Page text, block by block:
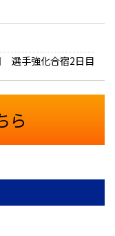
選手強化合宿2日目
ら